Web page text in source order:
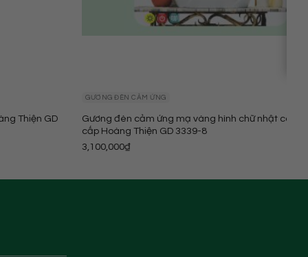
Thiện GD
GƯƠNG ĐÈN CẢM ỨNG
Gương đèn cảm ứng mạ vàng hình chữ nhật cao
cấp Hoàng Thiện GD 3339-8
3,100,000₫